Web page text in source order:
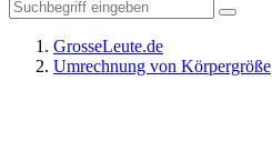
GrosseLeute.de
Umrechnung von Körpergröße